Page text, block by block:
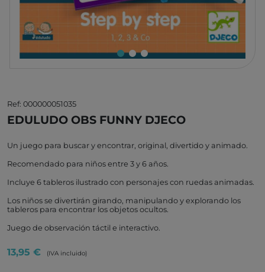
Ref: 000000051035
EDULUDO OBS FUNNY DJECO
Un juego para buscar y encontrar, original, divertido y animado.
Recomendado para niños entre 3 y 6 años.
Incluye 6 tableros ilustrado con personajes con ruedas animadas.
Los niños se divertirán girando, manipulando y explorando los
tableros para encontrar los objetos ocultos.
Juego de observación táctil e interactivo.
13,95 € (IVA incluido)